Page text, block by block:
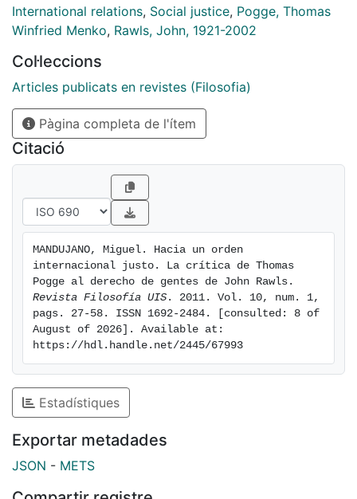
así como al establecimiento de vías prácticas de
transformación social.
that Thomas W. Pogge makes ofthe Law of Peoples,
extension of the John Rawls's Theory of Justice to the
international case.Pogge's arguments, a disciple of
Rawls, are framed into the liberal tradition, but it
shows thatit is possible to make an interpretation of
Rawls' Theory of Justice from the perspective of
aconception of global sensitive justice to social and
economic inequalities of the world andto establish
practical ways of social transformation.
International relations, Social justice, Pogge, Thomas
Winfried Menko, Rawls, John, 1921-2002
Col·leccions
Articles publicats en revistes (Filosofia)
Pàgina completa de l'ítem
Citació
MANDUJANO, Miguel. Hacia un orden
internacional justo. La crítica de Thomas
Revista Filosofía UIS . 2011. Vol. 10, num. 1,
pags. 27-58. ISSN 1692-2484. [consulted: 8 of
August of 2026]. Available at:
https://hdl.handle.net/2445/67993
Estadístiques
Exportar metadades
JSON - METS